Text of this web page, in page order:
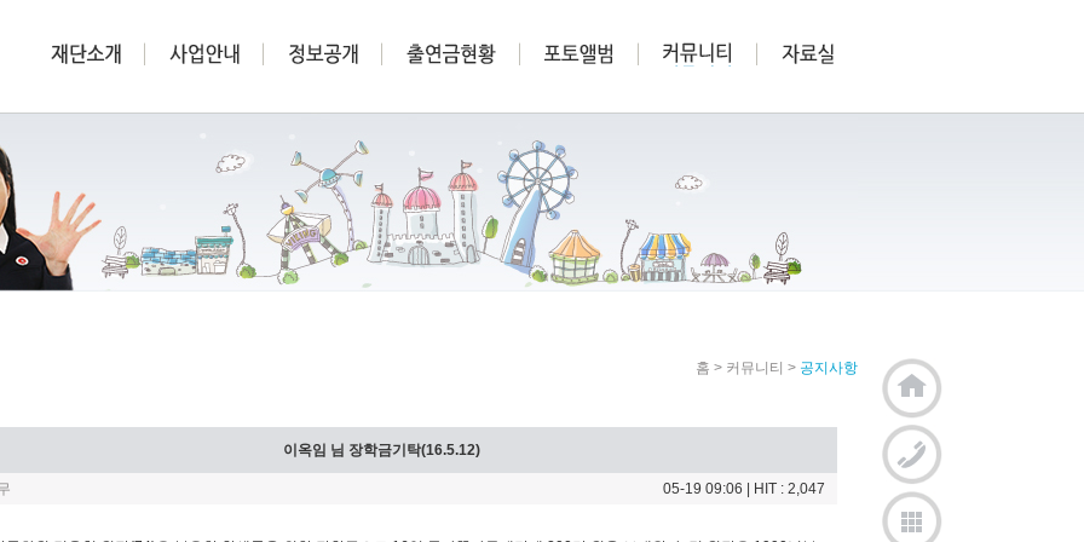
홈 > 커뮤니티 > 공지사항
이옥임 님 장학금기탁(16.5.12)
05-19 09:06 | HIT : 2,047